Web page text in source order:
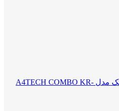
کیبورد و ماوس با سیم ای فورتک مدل A4TECH COMBO KR-